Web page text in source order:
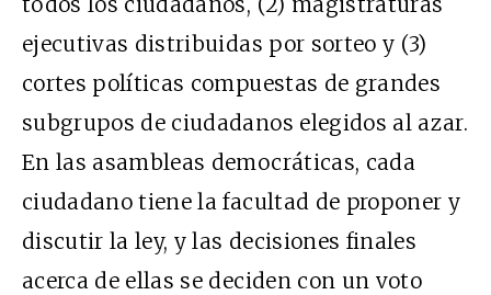
ejecutivas distribuidas por sorteo y (3)
cortes políticas compuestas de grandes
subgrupos de ciudadanos elegidos al azar.
En las asambleas democráticas, cada
ciudadano tiene la facultad de proponer y
discutir la ley, y las decisiones finales
acerca de ellas se deciden con un voto